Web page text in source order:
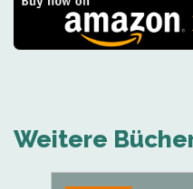
Weitere